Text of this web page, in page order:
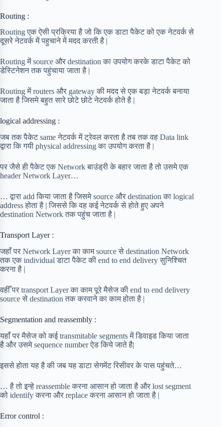
Routing :
Routing एक ऐसी प्रक्रिया है जो कि एक डाटा पैकेट को एक नेटवर्क से
दूसरे नेटवर्क में पहुचाने में मदद करती है |
Routing में source और destination का उपयोग करके डाटा पैकेट को
डेस्टिनेशन तक पहुंचाया जाता है |
Routing में routers और gateway की मदद से एक बड़ा नेटवर्क बनाया
जाता है जिसमे बहुत सारे छोटे छोटे नेटवर्क होते है |
logical addressing :
जब तक पैकेट same नेटवर्क में ट्रेवल करता है तब तक वह Data link
द्वारा कि गयी physical addressing का उपयोग करता है |
पर जैसे ही पैकेट एक Network बाउंड्री के बहार जाता है तो उसमे एक
header Network Layer…
… द्वारा add किया जाता है जिसमे source और destination का logical
address होता है | जिससे कि वह कई नेटवर्क से होते हुए अपने
destination Network तक पहुंच जाता है |
Transport Layer :
जहाँ पर Network Layer का काम source से destination Network
तक एक individual डाटा पैकेट की end to end delivery सुनिश्चित
करना है |
वहीँ पर transport Layer का काम पूरे मैसेज की end to end delivery
source से destination तक करवाने का काम होता है |
Segmentation and reassembly :
यहाँ पर मैसेज को कई transmitable segments में डिवाइड किया जाता
है और उसमे sequence number ऐड किये जाते है|
इससे होता यह है की जब यह डाटा सेगमेंट रिसीवर के पास पहुंचते…
… है तो इन्हे reassemble करना आसान हो जाता है और lost segment
को identify करना और replace करना आसान हो जाता है |
Error control :